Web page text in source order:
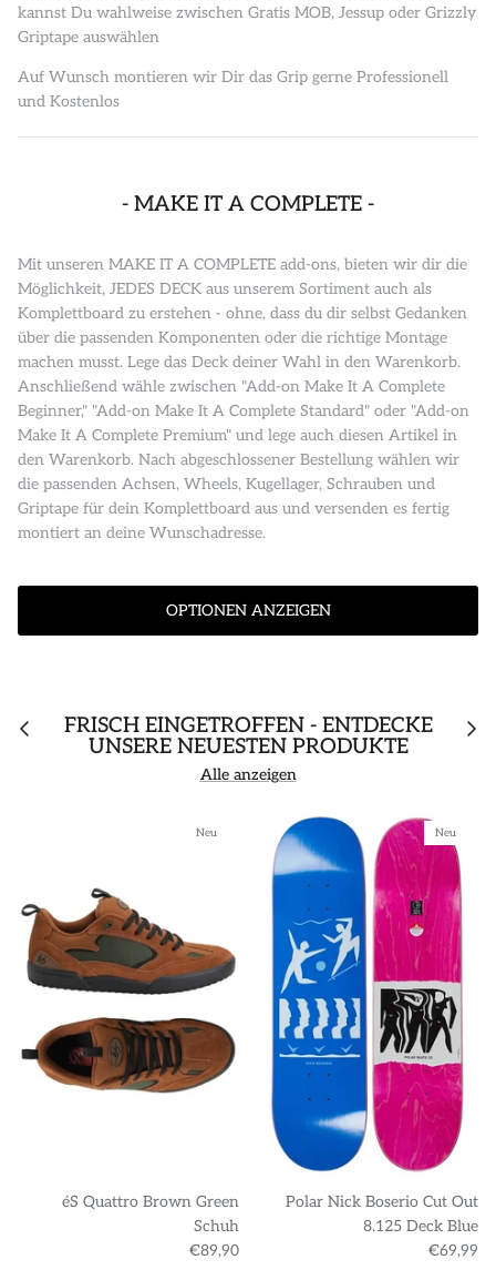
kannst Du wahlweise zwischen Gratis MOB, Jessup oder Grizzly
Griptape auswählen
Auf Wunsch montieren wir Dir das Grip gerne Professionell
und Kostenlos
- MAKE IT A COMPLETE -
Mit unseren MAKE IT A COMPLETE add-ons, bieten wir dir die
Möglichkeit, JEDES DECK aus unserem Sortiment auch als
Komplettboard zu erstehen - ohne, dass du dir selbst Gedanken
über die passenden Komponenten oder die richtige Montage
machen musst. Lege das Deck deiner Wahl in den Warenkorb.
Anschließend wähle zwischen "Add-on Make It A Complete
Beginner," "Add-on Make It A Complete Standard" oder "Add-on
Make It A Complete Premium" und lege auch diesen Artikel in
den Warenkorb. Nach abgeschlossener Bestellung wählen wir
die passenden Achsen, Wheels, Kugellager, Schrauben und
Griptape für dein Komplettboard aus und versenden es fertig
montiert an deine Wunschadresse.
OPTIONEN ANZEIGEN
FRISCH EINGETROFFEN - ENTDECKE
UNSERE NEUESTEN PRODUKTE
Alle anzeigen
Neu
éS Quattro Brown Green
Schuh
€89,90
Neu
Polar Nick Boserio Cut Out
8.125 Deck Blue
€69,99